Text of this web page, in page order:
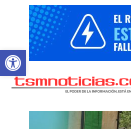
Abrir barra de herramientas